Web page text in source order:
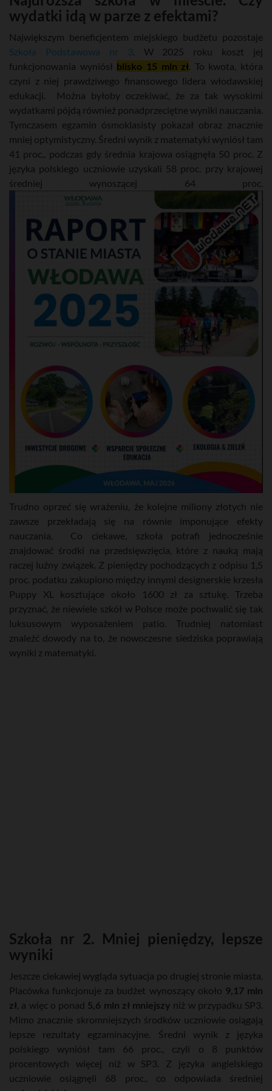
wydatki idą w parze z efektami?
Największym beneficjentem miejskiego budżetu pozostaje
Szkoła Podstawowa nr 3. W 2025 roku koszt jej
funkcjonowania wyniósł blisko 15 mln zł. To kwota, która
czyni z niej prawdziwego finansowego lidera włodawskiej
edukacji. Można byłoby oczekiwać, że za tak wysokimi
wydatkami pójdą również ponadprzeciętne wyniki nauczania.
Tymczasem egzamin ósmoklasisty pokazał obraz znacznie
mniej optymistyczny. Średni wynik z matematyki wyniósł tam
41 proc., podczas gdy średnia krajowa osiągnęła 50 proc. Z
języka polskiego uczniowie uzyskali 58 proc. przy krajowej
średniej wynoszącej 64 proc.
Trudno oprzeć się wrażeniu, że kolejne miliony złotych nie
zawsze przekładają się na równie imponujące efekty
nauczania. Co ciekawe, szkoła potrafi jednocześnie
znajdować środki na przedsięwzięcia, które z nauką mają
raczej luźny związek. Z pieniędzy pochodzących z odpisu 1,5
proc. podatku zakupiono między innymi designerskie krzesła
Puppy XL kosztujące około 1600 zł za sztukę. Trzeba
przyznać, że niewiele szkół w Polsce może pochwalić się tak
luksusowym wyposażeniem patio. Trudniej natomiast
znaleźć dowody na to, że nowoczesne siedziska poprawiają
wyniki z matematyki.
Szkoła nr 2. Mniej pieniędzy, lepsze
wyniki
Jeszcze ciekawiej wygląda sytuacja po drugiej stronie miasta.
Placówka funkcjonuje za budżet wynoszący około 9,17 mln
zł , a więc o ponad 5,6 mln zł mniejszy niż w przypadku SP3.
Mimo znacznie skromniejszych środków uczniowie osiągają
lepsze rezultaty egzaminacyjne. Średni wynik z języka
polskiego wyniósł tam 66 proc., czyli o 8 punktów
procentowych więcej niż w SP3. Z języka angielskiego
uczniowie osiągnęli 68 proc., co odpowiada średniej